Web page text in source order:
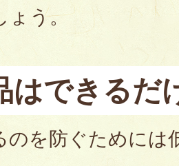
ょう。
はできるだ
のを防ぐためには